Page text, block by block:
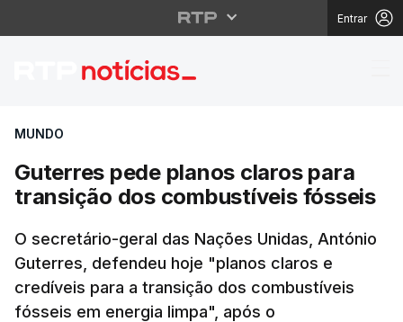
Entrar
Guterres pede
MUNDO
Guterres pede planos claros para
transição dos combustíveis fósseis
O secretário-geral das Nações Unidas, António
Guterres, defendeu hoje "planos claros e
credíveis para a transição dos combustíveis
fósseis em energia limpa", após o